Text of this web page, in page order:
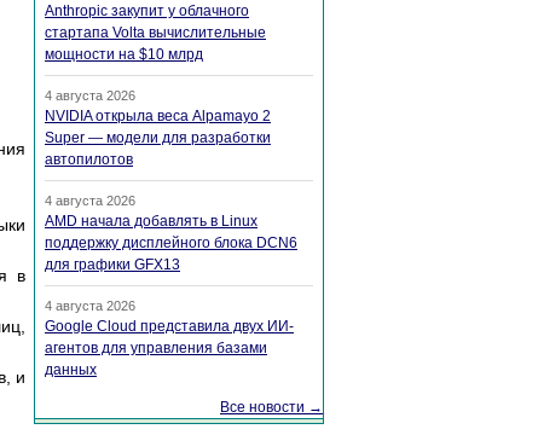
в
и
Anthropic закупит у облачного
стартапа Volta вычислительные
мощности на $10 млрд
4 августа 2026
NVIDIA открыла веса Alpamayo 2
Super — модели для разработки
автопилотов
4 августа 2026
AMD начала добавлять в Linux
поддержку дисплейного блока DCN6
для графики GFX13
4 августа 2026
Google Cloud представила двух ИИ-
агентов для управления базами
данных
Все новости →